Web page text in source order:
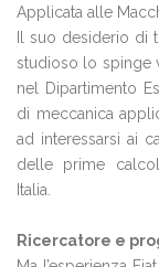
Applicata alle
Il suo desiderio
studioso lo spinge
nel Dipartimento
di meccanica
ad interessarsi ai
delle prime
Italia.
Ricercatore e